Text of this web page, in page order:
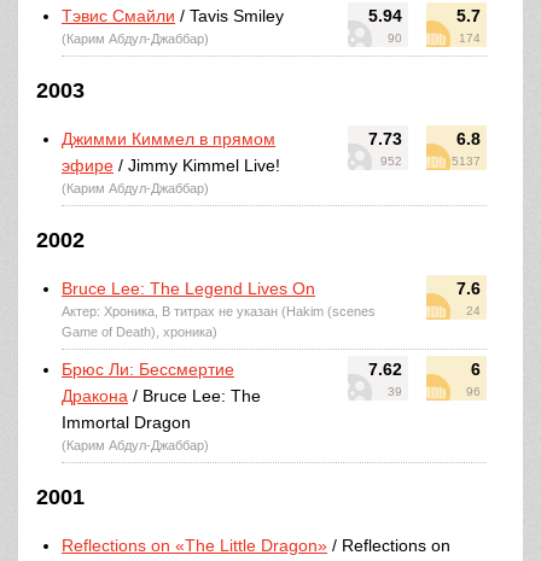
5.94
90
5.7
174
Тэвис Смайли / Tavis Smiley
(Карим Абдул-Джаббар)
2003
7.73
952
6.8
5137
Джимми Киммел в прямом
эфире / Jimmy Kimmel Live!
(Карим Абдул-Джаббар)
2002
7.6
24
Bruce Lee: The Legend Lives On
Актер: Хроника, В титрах не указан (Hakim (scenes
Game of Death), хроника)
7.62
39
6
96
Брюс Ли: Бессмертие
Дракона / Bruce Lee: The
Immortal Dragon
(Карим Абдул-Джаббар)
2001
Reflections on «The Little Dragon» / Reflections on